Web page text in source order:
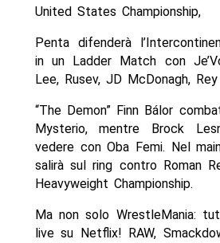
United States Championship,
Penta difenderà
in un Ladder Match con
Lee, Rusev, JD McDonagh,
“The Demon” Finn Bálor
Mysterio, mentre Brock
vedere con Oba Femi. Nel
salirà sul ring contro Roman
Heavyweight Championship.
Ma non solo WrestleMania:
live su Netflix! RAW,